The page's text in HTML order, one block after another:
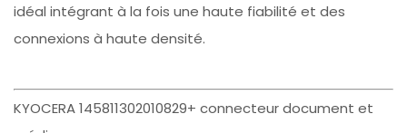
idéal intégrant à la fois une haute fiabilité et des
connexions à haute densité.
KYOCERA 145811302010829+ connecteur document et